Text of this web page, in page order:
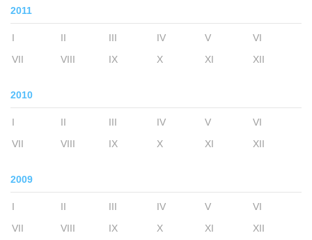
2011
I II III IV V
VI
VII
VIII IX X XI XII
2010
I II III IV V
VI
VII
VIII IX X XI XII
2009
I II III IV V
VI
VII
VIII IX X XI XII